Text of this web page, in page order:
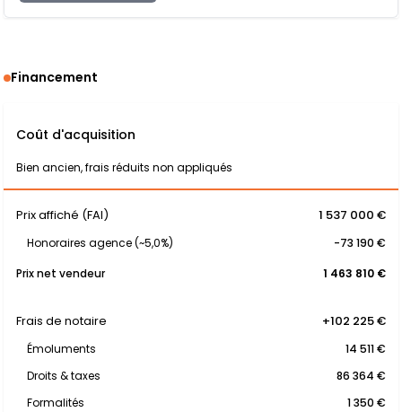
Financement
Coût d'acquisition
Bien ancien, frais réduits non appliqués
Prix affiché (FAI) 1 537 000 €
Honoraires agence (~5,0%)
-73 190 €
Prix net vendeur
1 463 810 €
Frais de notaire +102 225 €
Émoluments
14 511 €
Droits & taxes
86 364 €
Formalités
1 350 €